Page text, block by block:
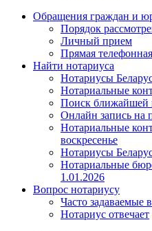
Обращения граждан и
Порядок
Личный прием
Прямая
Найти нотариуса
Нотариусы
Нотариальные
Поиск ближайшей
Онлайн запись на
Нотариальные
воскресенье
Нотариусы
Нотариальные
1.01.2026
Вопрос нотариусу
Часто задаваемые
Нотариус отвечает